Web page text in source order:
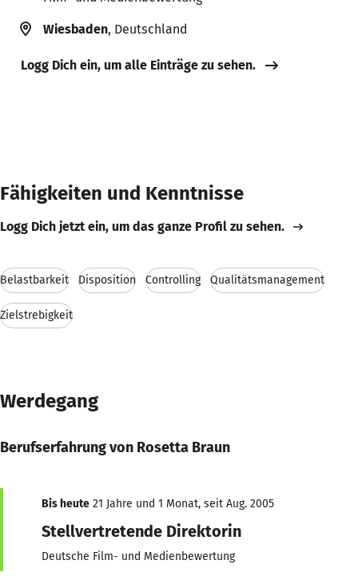
Wiesbaden, Deutschland
Logg Dich ein, um alle Einträge zu sehen.
Fähigkeiten und Kenntnisse
Logg Dich jetzt ein, um das ganze Profil zu sehen.
Belastbarkeit Disposition Controlling Qualitätsmanagement
Zielstrebigkeit
Werdegang
Berufserfahrung von Rosetta Braun
Bis heute 21 Jahre und 1 Monat, seit Aug. 2005
Stellvertretende Direktorin
Deutsche Film- und Medienbewertung